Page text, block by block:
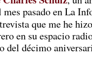
pasado en La
que me he
en su espacio
del décimo